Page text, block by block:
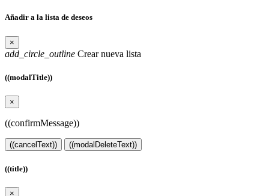
Añadir a la lista de deseos
×
add_circle_outline Crear nueva lista
((modalTitle))
×
((confirmMessage))
((cancelText)) ((modalDeleteText))
((title))
×